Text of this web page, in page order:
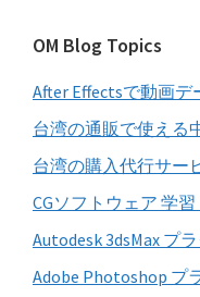
バ
ー
ト
検
索
す
る
OM Blog Topics
After Effectsで動画
台湾の通販で使える
台湾の購入代行サー
CGソフトウェア 学
Autodesk 3dsMax プ
Adobe Photoshop プ